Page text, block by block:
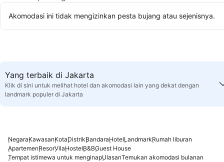
Akomodasi ini tidak mengizinkan pesta bujang atau sejenisnya.
Yang terbaik di Jakarta
Klik di sini untuk melihat hotel dan akomodasi lain yang dekat dengan
landmark populer di Jakarta
NegaraKawasanKotaDistrikBandaraHotelLandmarkRumah liburan
ApartemenResorVilaHostelB&BGuest House
Tempat istimewa untuk menginapUlasanTemukan akomodasi bulanan